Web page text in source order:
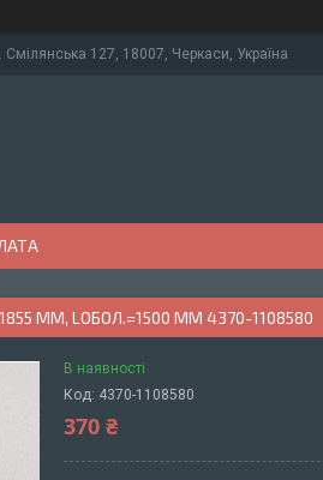
Смілянська 127, 18007, Черкаси, Україна
ММ, LОБОЛ.=1500 ММ 4370-1108580
В наявності
Код: 4370-1108580
370 ₴